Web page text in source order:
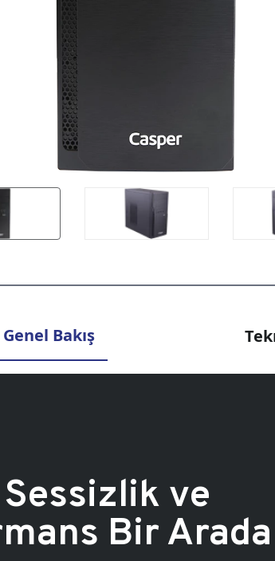
Genel Bakış
ve
Bir Arada